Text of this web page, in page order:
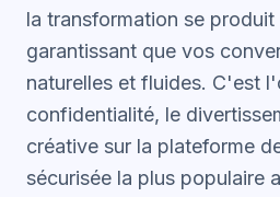
la transformation se
garantissant que vos
naturelles et fluides. C'est
confidentialité, le
créative sur la plateforme
sécurisée la plus populaire